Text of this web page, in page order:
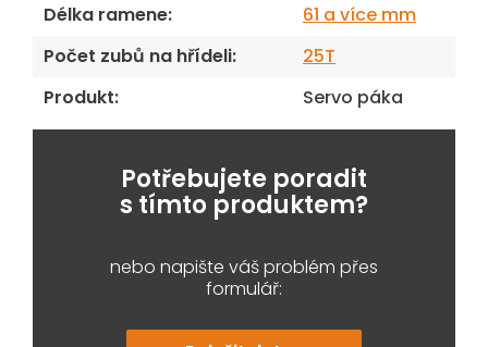
Délka ramene:
61 a více mm
Počet zubů na hřídeli:
25T
Produkt: Servo páka
Potřebujete poradit
s tímto produktem?
nebo napište váš problém přes
formulář: